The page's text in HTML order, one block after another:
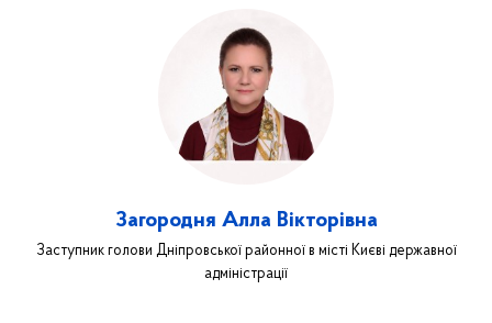
Загородня Алла Вікторівна
Заступник голови Дніпровської районної в місті Києві державної
адміністрації